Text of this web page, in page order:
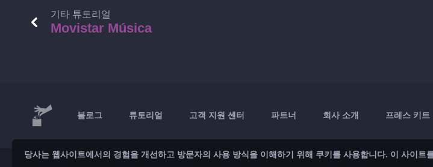
기타 튜토리얼
Movistar Música
블로그 튜토리얼 고객 지원 센터 파트너 회사 소개 프레스 키트
당사는 웹사이트에서의 경험을 개선하고 방문자의 사용 방식을 이해하기 위해 쿠키를 사용합니다. 이 사이트